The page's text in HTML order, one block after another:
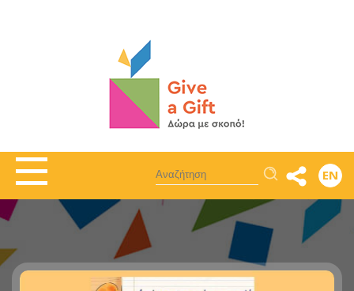
Αναζήτηση EN